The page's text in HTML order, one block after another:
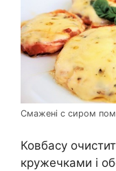
Смажені с сиром
Ковбасу
кружечками і